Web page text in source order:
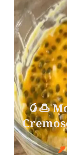
🥭🍮